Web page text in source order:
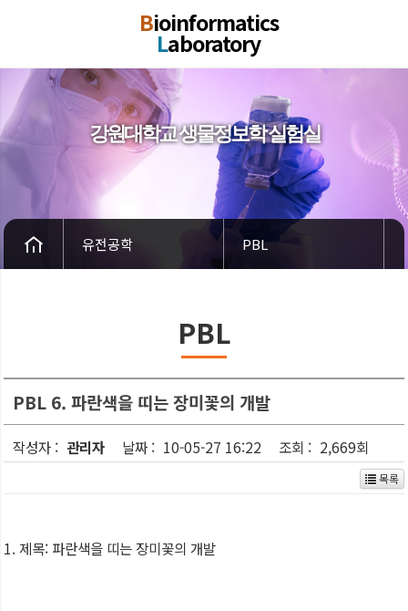
Bioinformatics
Laboratory
강원대학교 생물정보학 실험실
유전공학 PBL
PBL
PBL 6. 파란색을 띠는 장미꽃의 개발
작성자 : 관리자 날짜 : 10-05-27 16:22 조회 : 2,669회
목록
1. 제목: 파란색을 띠는 장미꽃의 개발